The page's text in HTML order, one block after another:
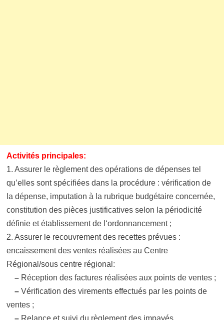
Activités principales:
1. Assurer le règlement des opérations de dépenses tel
qu’elles sont spécifiées dans la procédure : vérification de
la dépense, imputation à la rubrique budgétaire concernée,
constitution des pièces justificatives selon la périodicité
définie et établissement de l‘ordonnancement ;
2. Assurer le recouvrement des recettes prévues :
encaissement des ventes réalisées au Centre
Régional/sous centre régional:
–Réception des factures réalisées aux points de ventes ;
– Vérification des virements effectués par les points de
ventes ;
–Relance et suivi du règlement des impayés.